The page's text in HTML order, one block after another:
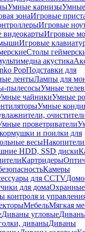
Умные карнизыУмные
зонаИгровые
Игровые
видеокартыИгровые
Игровые
Столы
акустика
PopПодставки для
лентыЛампы для
пылесосыУмные
чайникиУмные
Умные
проветриватели
и поилки для
весы
HDD, SSD диски
Картридеры
Камеры
для CCTV
для дома
контроля и
МебельМягкая
Диваны угловые
диваныДиваны